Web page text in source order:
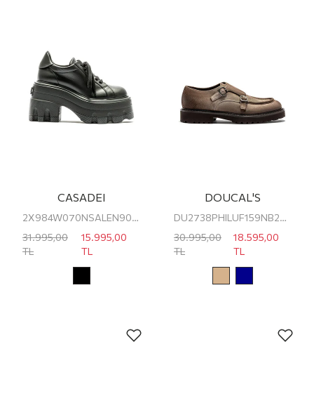
CASADEI
2X984W070NSALEN9000 CASADEI KADIN TOPUKLU SNEAKER
31.995,00
TL
15.995,00
TL
DOUCAL'S
DU2738PHILUF159NB28 DOUCAL'S Erkek Klasik Ayakkabı
30.995,00
TL
18.595,00
TL